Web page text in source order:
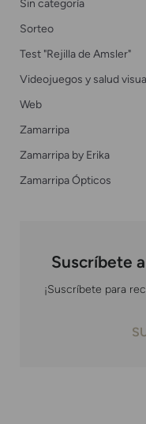
Sin categoría
Sorteo
Test "Rejilla de Amsler"
Videojuegos y salud
Web
Zamarripa
Zamarripa by Erika
Zamarripa Ópticos
Suscríbete
¡Suscríbete para